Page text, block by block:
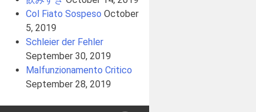
Col Fiato Sospeso October
5, 2019
Schleier der Fehler
September 30, 2019
Malfunzionamento Critico
September 28, 2019